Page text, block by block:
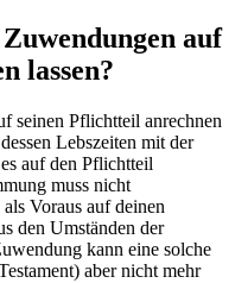
auf
lassen?
seinen Pflichtteil anrechnen
Lebszeiten mit der
auf den Pflichtteil
muss nicht
Voraus auf deinen
den Umständen der
kann eine solche
aber nicht mehr